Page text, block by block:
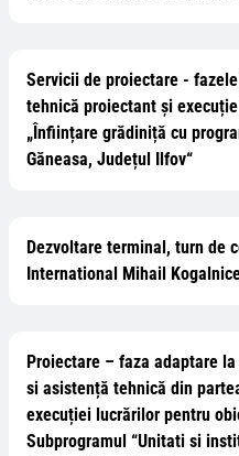
Servicii de proiectare - fazele
tehnică proiectant și
„Înființare grădiniță cu
Găneasa, Județul Ilfov“
Dezvoltare terminal, turn de
International Mihail
Proiectare – faza adaptare
si asistență tehnică din
execuției lucrărilor pentru
Subprogramul “Unitati si